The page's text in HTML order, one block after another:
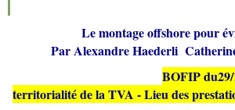
Le montage offshore pour
Par Alexandre Haederli
BOFIP du29/
territorialité de la TVA - Lieu des